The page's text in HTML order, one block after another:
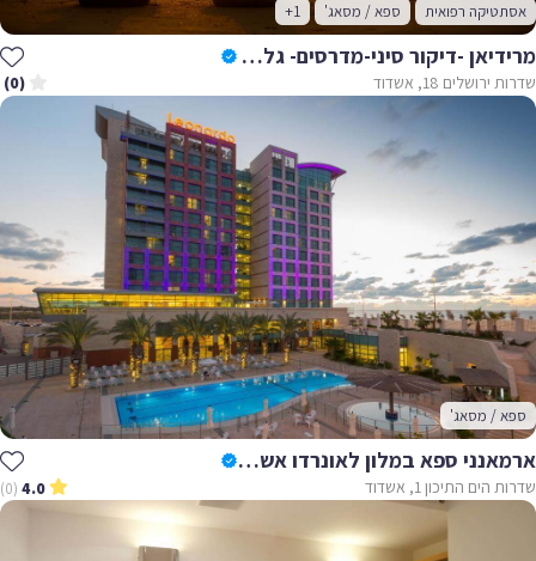
אסתטיקה רפואית ספא / מסאג' +1
מרידיאן -דיקור סיני-מדרסים- גלי הלם-רפואת תדרים
שדרות ירושלים 18, אשדוד (0)
ספא / מסאג'
ארמאנני ספא במלון לאונרדו אשדוד - Armanni Spa
שדרות הים התיכון 1, אשדוד 4.0
(0)